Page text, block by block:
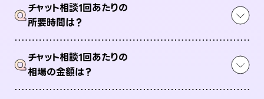
Qチャット相談1回あたりの
所要時間は？
Qチャット相談1回あたりの
相場の金額は？